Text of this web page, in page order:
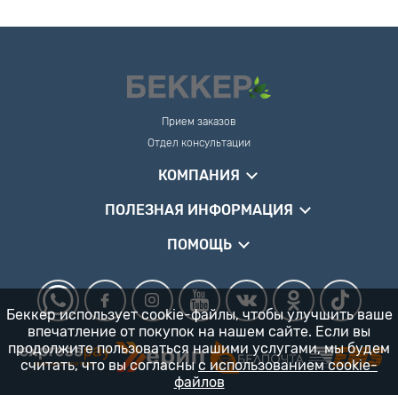
Прием заказов
Отдел консультации
КОМПАНИЯ
ПОЛЕЗНАЯ ИНФОРМАЦИЯ
ПОМОЩЬ
Беккер использует cookie-файлы, чтобы улучшить ваше
впечатление от покупок на нашем сайте. Если вы
продолжите пользоваться нашими услугами, мы будем
считать, что вы согласны с использованием cookie-
файлов